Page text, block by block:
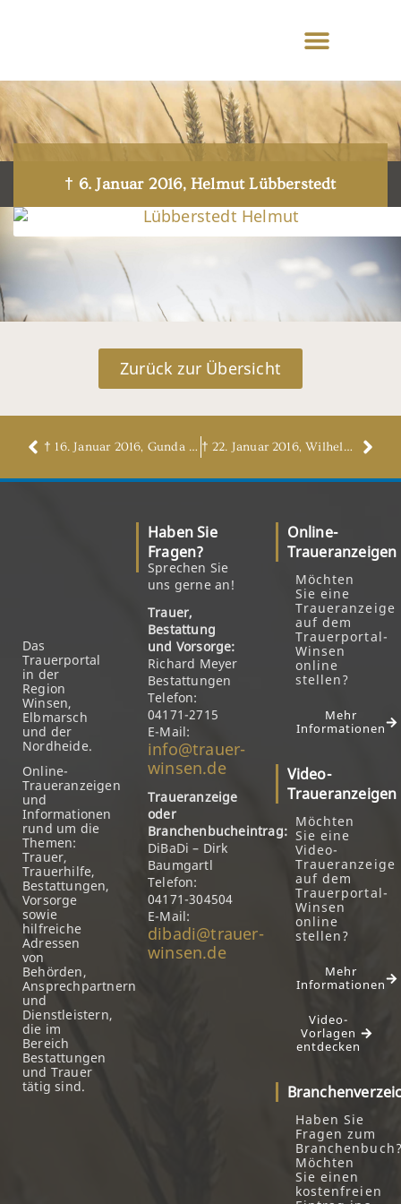
† 6. Januar 2016, Helmut Lübberstedt
Zurück zur Übersicht
† 16. Januar 2016, Gunda Buschmann, geb. Monien † 22. Januar 2016, Wilhelm Albers
Das
Trauerportal
in der
Region
Winsen,
Elbmarsch
und der
Nordheide.
Online-
Traueranzeigen
und
Informationen
rund um die
Themen:
Trauer,
Trauerhilfe,
Bestattungen,
Vorsorge
sowie
hilfreiche
Adressen
von
Behörden,
Ansprechpartnern
und
Dienstleistern,
die im
Bereich
Bestattungen
und Trauer
tätig sind.
Haben Sie
Fragen?
Sprechen Sie
uns gerne an!
Trauer,
Bestattung
und Vorsorge:
Richard Meyer
Bestattungen
Telefon:
04171-2715
E-Mail:
info@trauer-
winsen.de
Traueranzeige
oder
Branchenbucheintrag:
DiBaDi – Dirk
Baumgartl
Telefon:
04171-304504
E-Mail:
dibadi@trauer-
winsen.de
Online-
Traueranzeigen
Möchten
Sie eine
Traueranzeige
auf dem
Trauerportal-
Winsen
online
stellen?
Mehr
Informationen
Video-
Traueranzeigen
Möchten
Sie eine
Video-
Traueranzeige
auf dem
Trauerportal-
Winsen
online
stellen?
Mehr
Informationen
Video-
Vorlagen
entdecken
Haben Sie
Fragen zum
Möchten
Sie einen
kostenfreien